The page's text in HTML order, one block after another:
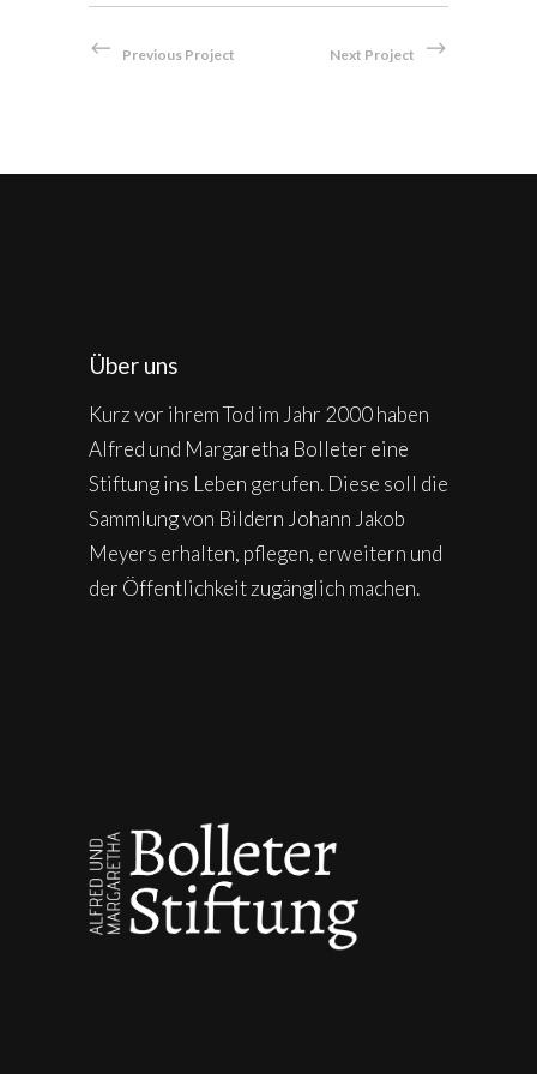
Previous Project Next Project
Über uns
Kurz vor ihrem Tod im Jahr 2000 haben
Alfred und Margaretha Bolleter eine
Stiftung ins Leben gerufen. Diese soll die
Sammlung von Bildern Johann Jakob
Meyers erhalten, pflegen, erweitern und
der Öffentlichkeit zugänglich machen.